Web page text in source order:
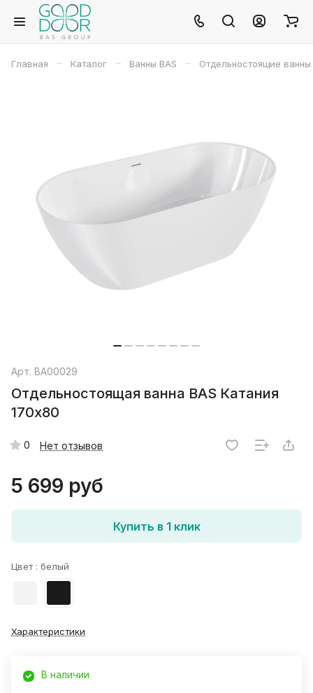
Главная – Каталог – Ванны BAS – Отдельностоящие ванны
Арт. ВА00029
Отдельностоящая ванна BAS Катания
170x80
0 Нет отзывов
5 699 руб
Купить в 1 клик
Цвет : белый
Характеристики
В наличии